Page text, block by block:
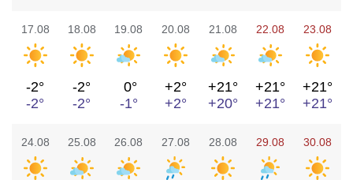
17.08
-2°
-2°
18.08
-2°
-2°
19.08
0°
-1°
20.08
+2°
+2°
21.08
+21°
+20°
22.08
+21°
+21°
23.08
+21°
+21°
24.08 25.08 26.08 27.08 28.08 29.08 30.08